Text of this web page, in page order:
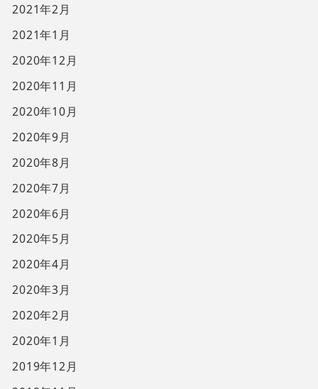
2021年2月
2021年1月
2020年12月
2020年11月
2020年10月
2020年9月
2020年8月
2020年7月
2020年6月
2020年5月
2020年4月
2020年3月
2020年2月
2020年1月
2019年12月